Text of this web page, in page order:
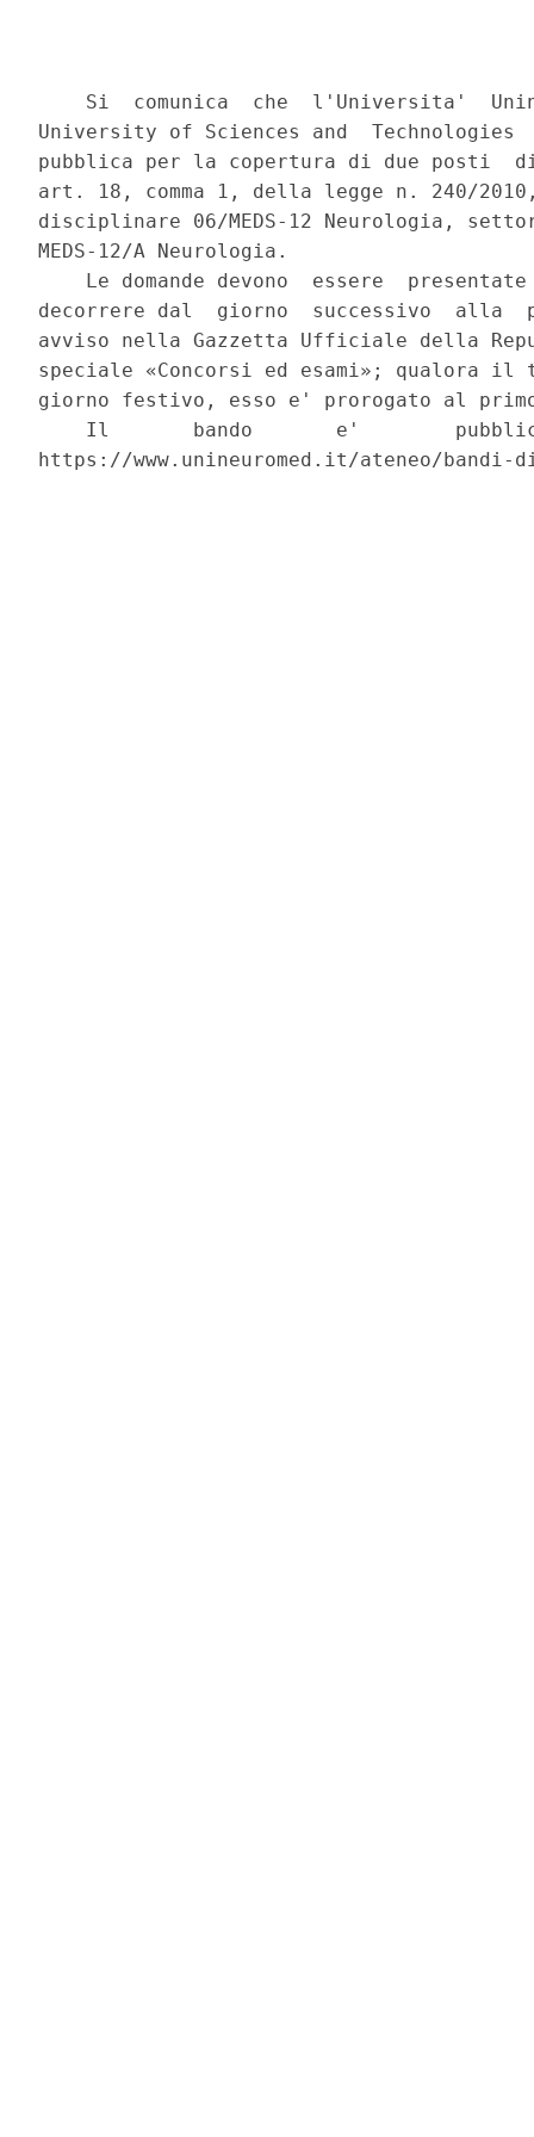
Si  comunica  che  l'Universita'
University of Sciences and
pubblica per la copertura di due posti
art. 18, comma 1, della legge n. 240/
disciplinare 06/MEDS-12 Neurologia,
MEDS-12/A Neurologia.
Le domande devono  essere
decorrere dal  giorno  successivo  alla
avviso nella Gazzetta Ufficiale della
speciale «Concorsi ed esami»; qualora il
giorno festivo, esso e' prorogato al
Il       bando       e'
https://www.unineuromed.it/ateneo/bandi-